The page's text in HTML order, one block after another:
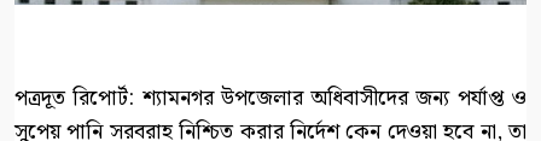
পত্রদূত রিপোর্ট: শ্যামনগর উপজেলার অধিবাসীদের জন্য পর্যাপ্ত ও
সুপেয় পানি সরবরাহ নিশ্চিত করার নির্দেশ কেন দেওয়া হবে না, তা